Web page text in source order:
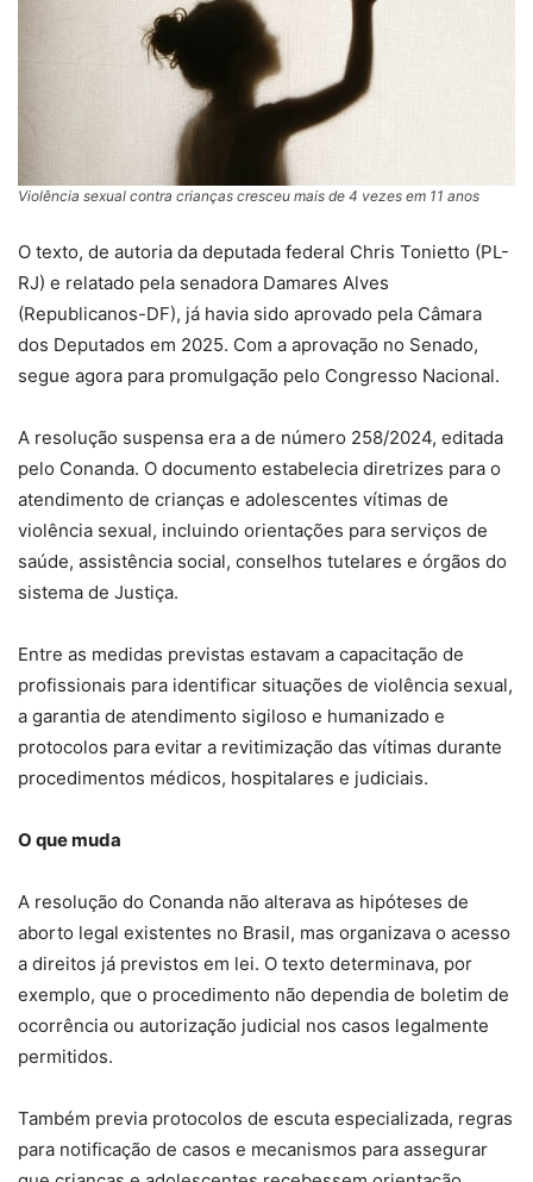
Violência sexual contra crianças cresceu mais de 4 vezes em 11 anos
O texto, de autoria da deputada federal Chris Tonietto (PL-
RJ) e relatado pela senadora Damares Alves
(Republicanos-DF), já havia sido aprovado pela Câmara
dos Deputados em 2025. Com a aprovação no Senado,
segue agora para promulgação pelo Congresso Nacional.
A resolução suspensa era a de número 258/2024, editada
pelo Conanda. O documento estabelecia diretrizes para o
atendimento de crianças e adolescentes vítimas de
violência sexual, incluindo orientações para serviços de
saúde, assistência social, conselhos tutelares e órgãos do
sistema de Justiça.
Entre as medidas previstas estavam a capacitação de
profissionais para identificar situações de violência sexual,
a garantia de atendimento sigiloso e humanizado e
protocolos para evitar a revitimização das vítimas durante
procedimentos médicos, hospitalares e judiciais.
O que muda
A resolução do Conanda não alterava as hipóteses de
aborto legal existentes no Brasil, mas organizava o acesso
a direitos já previstos em lei. O texto determinava, por
exemplo, que o procedimento não dependia de boletim de
ocorrência ou autorização judicial nos casos legalmente
permitidos.
Também previa protocolos de escuta especializada, regras
para notificação de casos e mecanismos para assegurar